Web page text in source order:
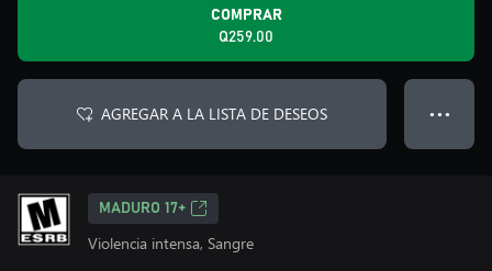
COMPRAR
Q259.00
AGREGAR A LA LISTA DE DESEOS ● ● ●
MADURO 17+
Violencia intensa, Sangre